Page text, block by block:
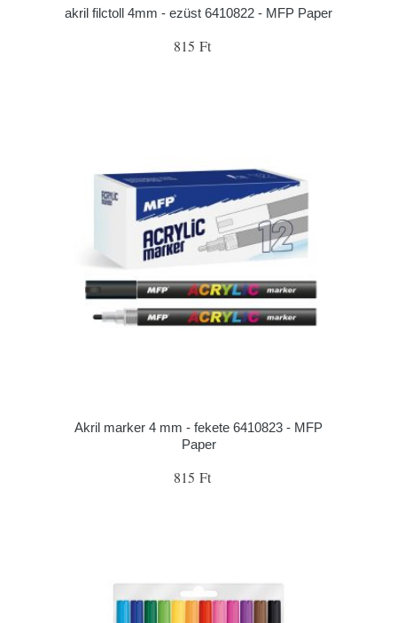
akril filctoll 4mm - ezüst 6410822 - MFP Paper
815 Ft
Akril marker 4 mm - fekete 6410823 - MFP
Paper
815 Ft